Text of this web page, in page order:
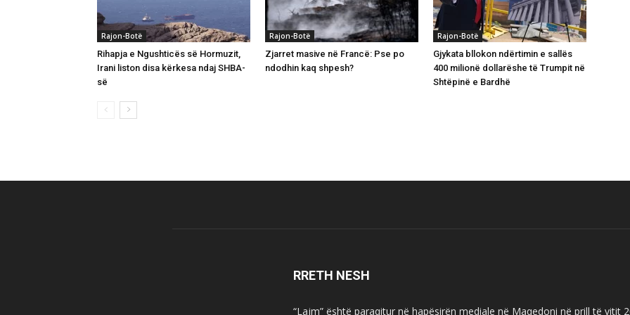
Rajon-Botë
Rihapja e Ngushticës së Hormuzit,
Irani liston disa kërkesa ndaj SHBA-
së
Rajon-Botë
Zjarret masive në Francë: Pse po
ndodhin kaq shpesh?
Rajon-Botë
Gjykata bllokon ndërtimin e sallës
400 milionë dollarëshe të Trumpit në
Shtëpinë e Bardhë
RRETH NESH
“Lajm” është paraqitur në hapësirën mediale në Maqedoni në prill të